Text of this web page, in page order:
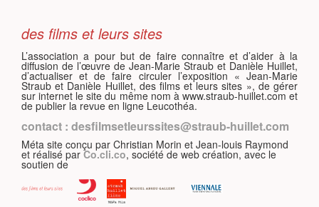
des films et leurs sites
L’association a pour but de faire connaître et d’aider à la
diffusion de l’œuvre de Jean-Marie Straub et Danièle Huillet,
d’actualiser et de faire circuler l’exposition « Jean-Marie
Straub et Danièle Huillet, des films et leurs sites », de gérer
sur internet le site du même nom à www.straub-huillet.com et
de publier la revue en ligne Leucothéa.
contact : desfilmsetleurssites@straub-huillet.com
Méta site conçu par Christian Morin et Jean-louis Raymond
et réalisé par Co.cli.co, société de web création, avec le
soutien de